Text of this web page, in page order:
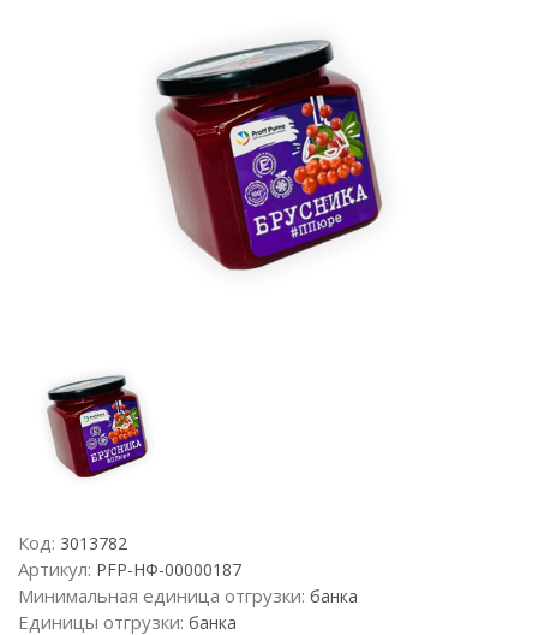
Код: 3013782
Артикул: PFP-НФ-00000187
Минимальная единица отгрузки: банка
Единицы отгрузки: банка